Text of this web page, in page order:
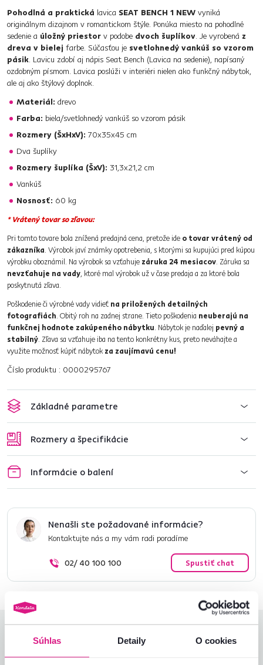
Súhlas Detaily O cookies
Pohodlná a praktická lavica SEAT BENCH 1 NEW vyniká
originálnym dizajnom v romantickom štýle. Ponúka miesto na pohodlné
sedenie a úložný priestor v podobe dvoch šuplíkov. Je vyrobená z
dreva v bielej farbe. Súčasťou je svetlohnedý vankúš so vzorom
pásik. Lavicu zdobí aj nápis Seat Bench (Lavica na sedenie), napísaný
ozdobným písmom. Lavica poslúži v interiéri nielen ako funkčný nábytok,
ale aj ako štýlový doplnok.
Materiál: drevo
Farba: biela/svetlohnedý vankúš so vzorom pásik
Rozmery (ŠxHxV): 70x35x45 cm
Dva šuplíky
Rozmery šuplíka (ŠxV): 31,3x21,2 cm
Vankúš
Nosnosť: 60 kg
* Vrátený tovar so zľavou:
Pri tomto tovare bola znížená predajná cena, pretože ide o tovar vrátený od
zákazníka . Výrobok javí známky opotrebenia, s ktorými sa kupujúci pred kúpou
výrobku oboznámil. Na výrobok sa vzťahuje záruka 24 mesiacov . Záruka sa
nevzťahuje na vady , ktoré mal výrobok už v čase predaja a za ktoré bola
poskytnutá zľava.
Poškodenie či výrobné vady vidieť na priložených detailných
fotografiách . Obitý roh na zadnej strane. Tieto poškodenia neuberajú na
funkčnej hodnote zakúpeného nábytku . Nábytok je naďalej pevný a
stabilný . Zľava sa vzťahuje iba na tento konkrétny kus, preto neváhajte a
využite možnosť kúpiť nábytok za zaujímavú cenu!
Číslo produktu : 0000295767
Základné parametre
Rozmery a špecifikácie
Informácie o balení
Nenašli ste požadované informácie?
Kontaktujte nás a my vám radi poradíme
02/ 40 100 100 Spustiť chat
Hodnotenia produktu